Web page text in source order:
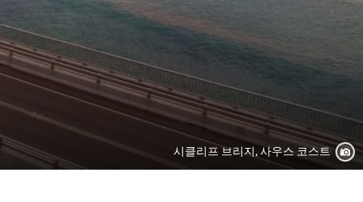
시클리프 브리지, 사우스 코스트